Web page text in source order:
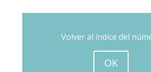
Volver al índice del
OK